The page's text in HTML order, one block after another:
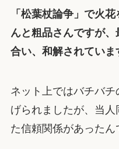
「松葉杖論争」で火
んと粗品さんですが
合い、和解されていま
ネット上ではバチバ
げられましたが、当
た信頼関係があったん